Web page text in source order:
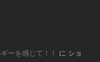
ーを感じて！！ に ショ